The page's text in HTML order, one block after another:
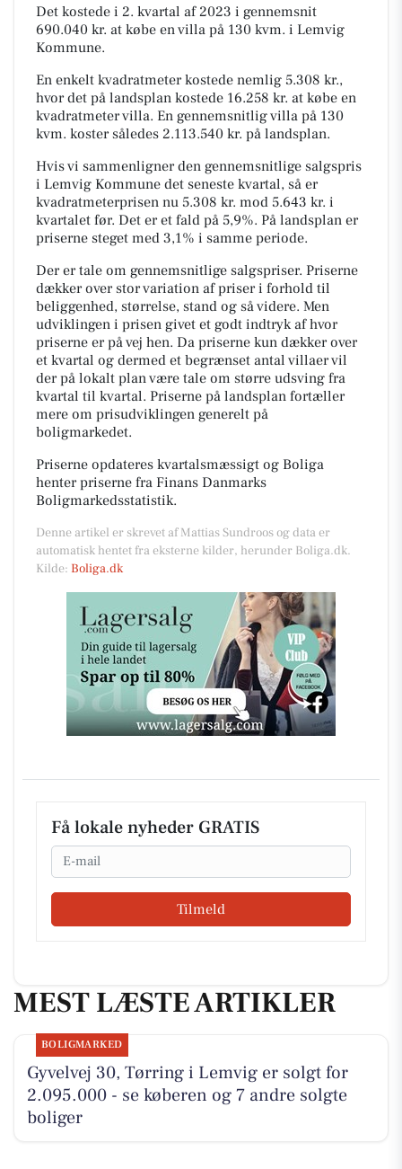
Det kostede i 2. kvartal af 2023 i gennemsnit
690.040 kr. at købe en villa på 130 kvm. i Lemvig
Kommune.
En enkelt kvadratmeter kostede nemlig 5.308 kr.,
hvor det på landsplan kostede 16.258 kr. at købe en
kvadratmeter villa. En gennemsnitlig villa på 130
kvm. koster således 2.113.540 kr. på landsplan.
Hvis vi sammenligner den gennemsnitlige salgspris
i Lemvig Kommune det seneste kvartal, så er
kvadratmeterprisen nu 5.308 kr. mod 5.643 kr. i
kvartalet før. Det er et fald på 5,9%. På landsplan er
priserne steget med 3,1% i samme periode.
Der er tale om gennemsnitlige salgspriser. Priserne
dækker over stor variation af priser i forhold til
beliggenhed, størrelse, stand og så videre. Men
udviklingen i prisen givet et godt indtryk af hvor
priserne er på vej hen. Da priserne kun dækker over
et kvartal og dermed et begrænset antal villaer vil
der på lokalt plan være tale om større udsving fra
kvartal til kvartal. Priserne på landsplan fortæller
mere om prisudviklingen generelt på
boligmarkedet.
Priserne opdateres kvartalsmæssigt og Boliga
henter priserne fra Finans Danmarks
Boligmarkedsstatistik.
Denne artikel er skrevet af Mattias Sundroos og data er
automatisk hentet fra eksterne kilder, herunder Boliga.dk.
Kilde: Boliga.dk
Få lokale nyheder GRATIS
Email
Tilmeld
MEST LÆSTE ARTIKLER
BOLIGMARKED
Gyvelvej 30, Tørring i Lemvig er solgt for
2.095.000 - se køberen og 7 andre solgte
boliger